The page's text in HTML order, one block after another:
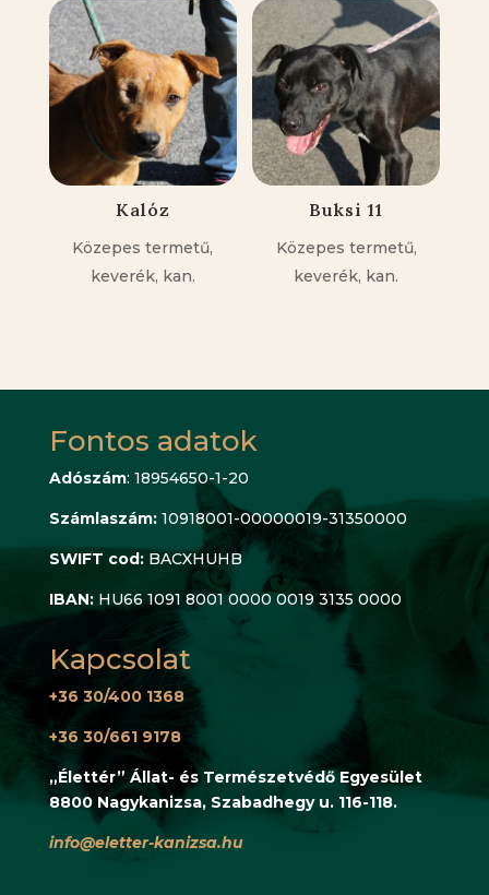
Kalóz
Közepes termetű,
keverék, kan.
Buksi 11
Közepes termetű,
keverék, kan.
Fontos adatok
Adószám: 18954650-1-20
Számlaszám: 10918001-00000019-31350000
SWIFT cod: BACXHUHB
IBAN: HU66 1091 8001 0000 0019 3135 0000
Kapcsolat
+36 30/400 1368
+36 30/661 9178
„Élettér” Állat- és Természetvédő Egyesület
8800 Nagykanizsa, Szabadhegy u. 116-118.
info@eletter-kanizsa.hu